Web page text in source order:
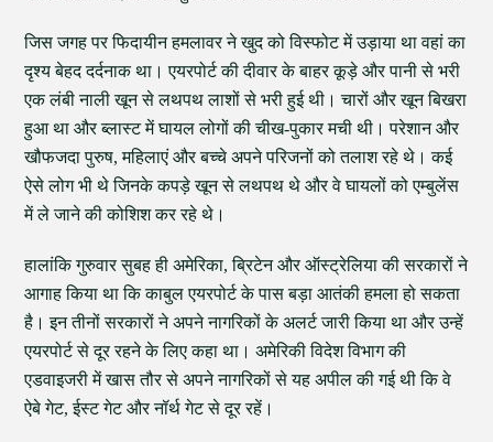
जिस जगह पर फिदायीन हमलावर ने खुद को विस्फोट में उड़ाया था वहां का
दृश्य बेहद दर्दनाक था। एयरपोर्ट की दीवार के बाहर कूड़े और पानी से भरी
एक लंबी नाली खून से लथपथ लाशों से भरी हुई थी। चारों और खून बिखरा
हुआ था और ब्लास्ट में घायल लोगों की चीख-पुकार मची थी। परेशान और
खौफजदा पुरुष, महिलाएं और बच्चे अपने परिजनों को तलाश रहे थे। कई
ऐसे लोग भी थे जिनके कपड़े खून से लथपथ थे और वे घायलों को एम्बुलेंस
में ले जाने की कोशिश कर रहे थे।
हालांकि गुरुवार सुबह ही अमेरिका, ब्रिटेन और ऑस्ट्रेलिया की सरकारों ने
आगाह किया था कि काबुल एयरपोर्ट के पास बड़ा आतंकी हमला हो सकता
है। इन तीनों सरकारों ने अपने नागरिकों के अलर्ट जारी किया था और उन्हें
एयरपोर्ट से दूर रहने के लिए कहा था। अमेरिकी विदेश विभाग की
एडवाइजरी में खास तौर से अपने नागरिकों से यह अपील की गई थी कि वे
ऐबे गेट, ईस्ट गेट और नॉर्थ गेट से दूर रहें।